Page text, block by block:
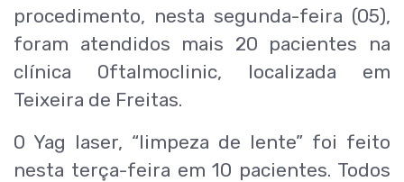
procedimento, nesta segunda-feira (05),
foram atendidos mais 20 pacientes na
clínica Oftalmoclinic, localizada em
Teixeira de Freitas.
O Yag laser, “limpeza de lente” foi feito
nesta terça-feira em 10 pacientes. Todos